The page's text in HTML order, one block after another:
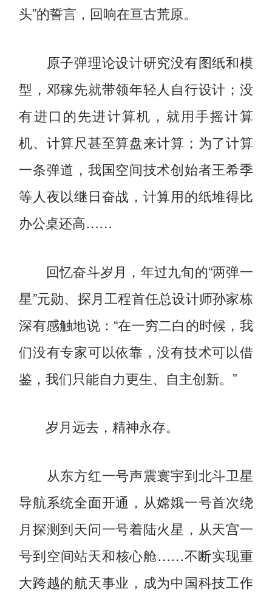
头”的誓言，回响在亘古荒原。
原子弹理论设计研究没有图纸和模
型，邓稼先就带领年轻人自行设计；没
有进口的先进计算机，就用手摇计算
机、计算尺甚至算盘来计算；为了计算
一条弹道，我国空间技术创始者王希季
等人夜以继日奋战，计算用的纸堆得比
办公桌还高……
回忆奋斗岁月，年过九旬的“两弹一
星”元勋、探月工程首任总设计师孙家栋
深有感触地说：“在一穷二白的时候，我
们没有专家可以依靠，没有技术可以借
鉴，我们只能自力更生、自主创新。”
岁月远去，精神永存。
从东方红一号声震寰宇到北斗卫星
导航系统全面开通，从嫦娥一号首次绕
月探测到天问一号着陆火星，从天宫一
号到空间站天和核心舱……不断实现重
大跨越的航天事业，成为中国科技工作